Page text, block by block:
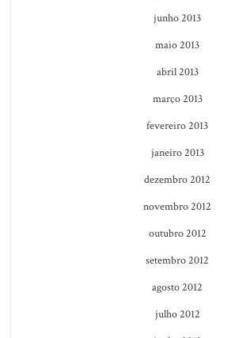
junho 2013
maio 2013
abril 2013
março 2013
fevereiro 2013
janeiro 2013
dezembro 2012
novembro 2012
outubro 2012
setembro 2012
agosto 2012
julho 2012